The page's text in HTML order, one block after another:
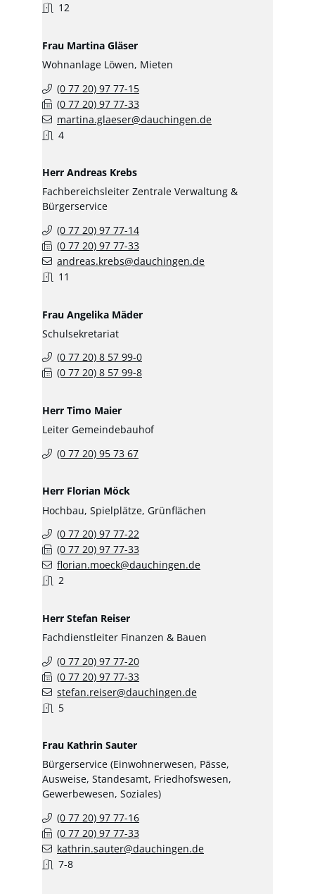
12
Frau Martina Gläser
Wohnanlage Löwen, Mieten
(0 77 20) 97 77-15
(0 77 20) 97 77-33
martina.glaeser@dauchingen.de
4
Herr Andreas Krebs
Fachbereichsleiter Zentrale Verwaltung &
Bürgerservice
(0 77 20) 97 77-14
(0 77 20) 97 77-33
andreas.krebs@dauchingen.de
11
Frau Angelika Mäder
Schulsekretariat
(0 77 20) 8 57 99-0
(0 77 20) 8 57 99-8
Herr Timo Maier
Leiter Gemeindebauhof
(0 77 20) 95 73 67
Herr Florian Möck
Hochbau, Spielplätze, Grünflächen
(0 77 20) 97 77-22
(0 77 20) 97 77-33
florian.moeck@dauchingen.de
2
Herr Stefan Reiser
Fachdienstleiter Finanzen & Bauen
(0 77 20) 97 77-20
(0 77 20) 97 77-33
stefan.reiser@dauchingen.de
5
Frau Kathrin Sauter
Bürgerservice (Einwohnerwesen, Pässe,
Ausweise, Standesamt, Friedhofswesen,
Gewerbewesen, Soziales)
(0 77 20) 97 77-16
(0 77 20) 97 77-33
kathrin.sauter@dauchingen.de
7-8